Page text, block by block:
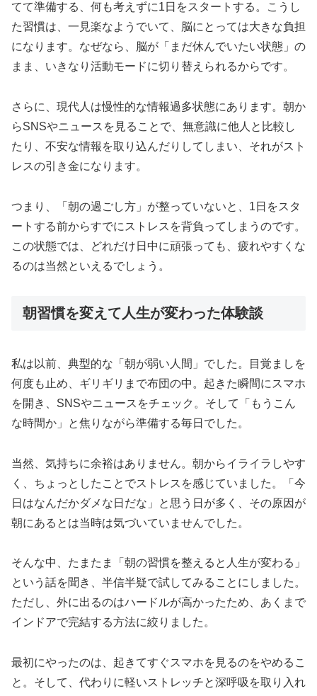
てて準備する、何も考えずに1日をスタートする。こうし
た習慣は、一見楽なようでいて、脳にとっては大きな負担
になります。なぜなら、脳が「まだ休んでいたい状態」の
まま、いきなり活動モードに切り替えられるからです。
さらに、現代人は慢性的な情報過多状態にあります。朝か
らSNSやニュースを見ることで、無意識に他人と比較し
たり、不安な情報を取り込んだりしてしまい、それがスト
レスの引き金になります。
つまり、「朝の過ごし方」が整っていないと、1日をスタ
ートする前からすでにストレスを背負ってしまうのです。
この状態では、どれだけ日中に頑張っても、疲れやすくな
るのは当然といえるでしょう。
朝習慣を変えて人生が変わった体験談
私は以前、典型的な「朝が弱い人間」でした。目覚ましを
何度も止め、ギリギリまで布団の中。起きた瞬間にスマホ
を開き、SNSやニュースをチェック。そして「もうこん
な時間か」と焦りながら準備する毎日でした。
当然、気持ちに余裕はありません。朝からイライラしやす
く、ちょっとしたことでストレスを感じていました。「今
日はなんだかダメな日だな」と思う日が多く、その原因が
朝にあるとは当時は気づいていませんでした。
そんな中、たまたま「朝の習慣を整えると人生が変わる」
という話を聞き、半信半疑で試してみることにしました。
ただし、外に出るのはハードルが高かったため、あくまで
インドアで完結する方法に絞りました。
最初にやったのは、起きてすぐスマホを見るのをやめるこ
と。そして、代わりに軽いストレッチと深呼吸を取り入れ